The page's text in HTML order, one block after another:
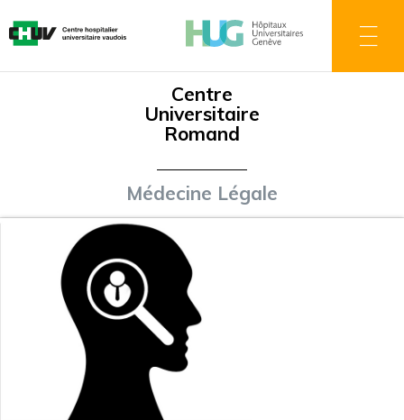
to
main
Centre
Universitaire
Romand
Médecine Légale